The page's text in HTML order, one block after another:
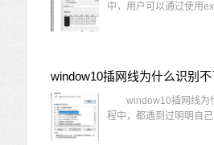
中，用户可以通过使用
window10插网线为什
程中，都遇到过明明自